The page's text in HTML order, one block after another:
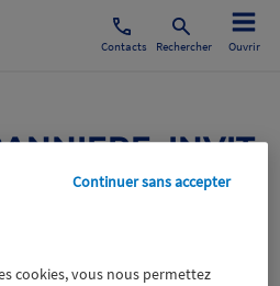
Contacts Rechercher Ouvrir
cookies, vous nous permettez
Continuer sans accepter